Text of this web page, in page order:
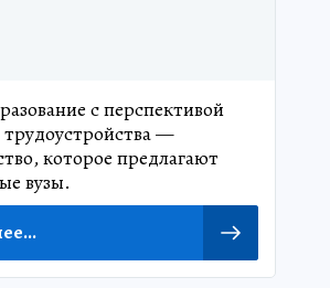
c перспективой
—
которое предлагают
вузы.